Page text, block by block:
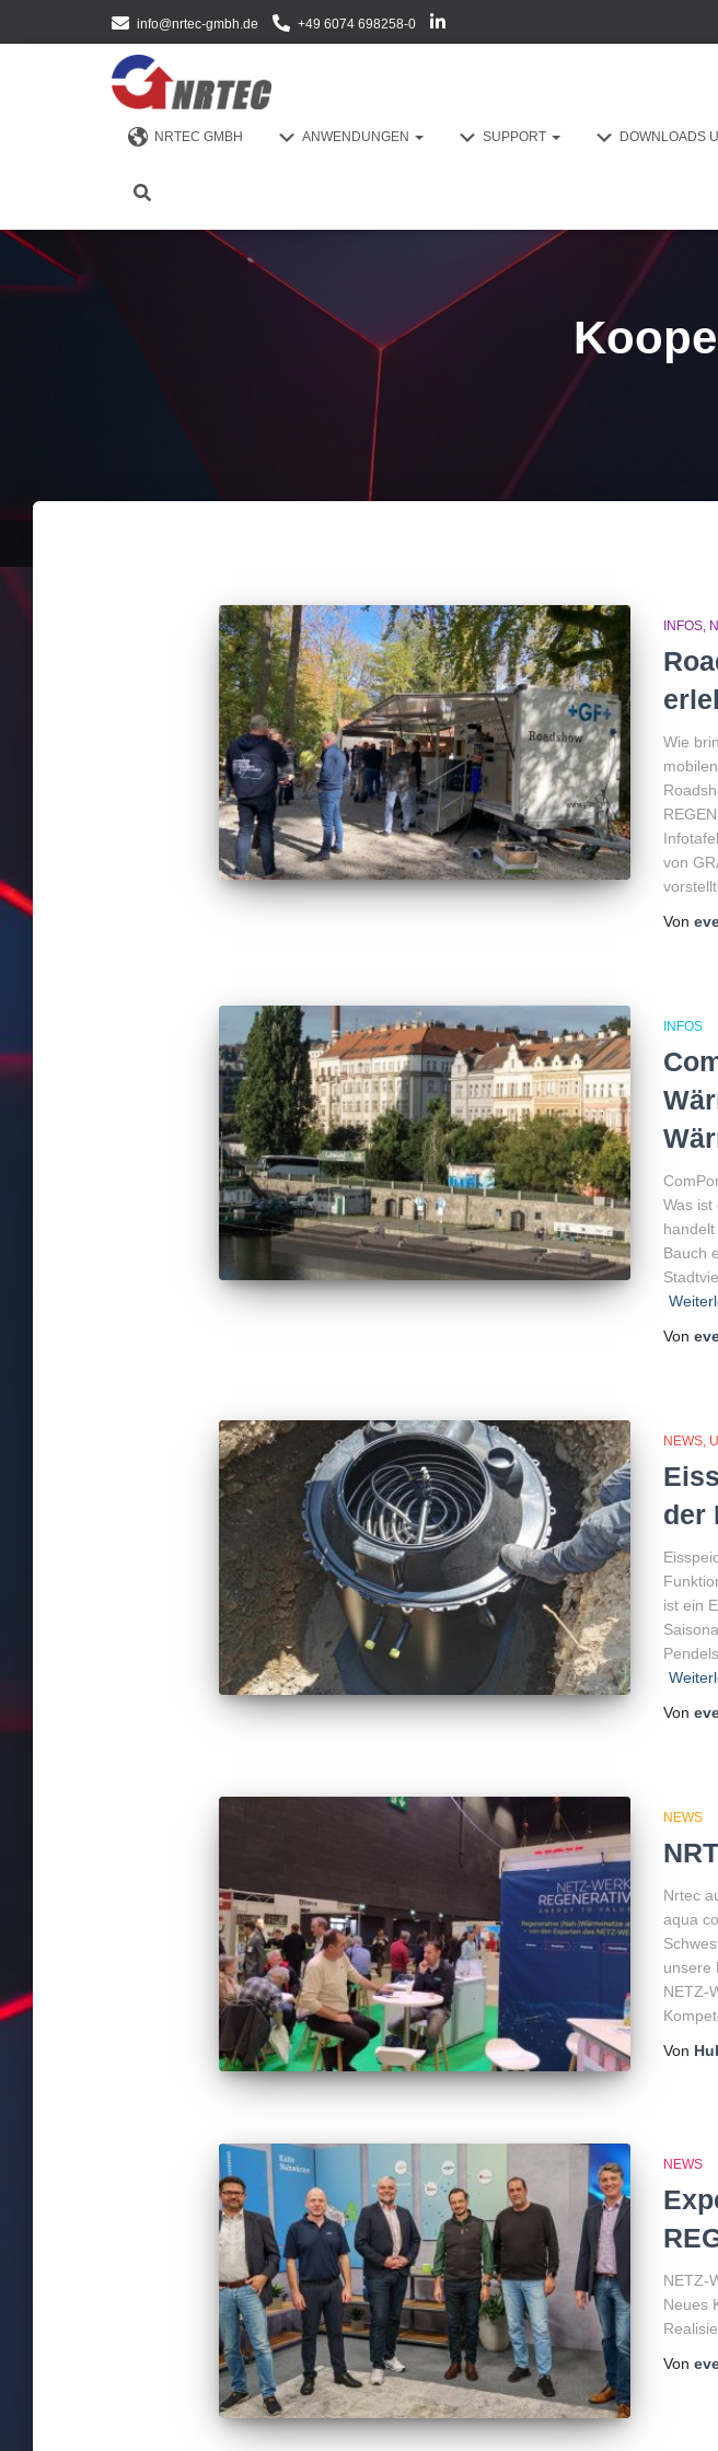
info@nrtec-gmbh.de +49 6074 698258-0
NRTEC GMBH ANWENDUNGEN SUPPORT DOWNLOADS
INFOS
Wie
von
Von
INFOS
Was ist
Bauch
Von
NEWS
der
ist ein
Von
NEWS
Nrtec
aqua
unsere
NETZ-
Von
NEWS
NETZ-
Neues
Von